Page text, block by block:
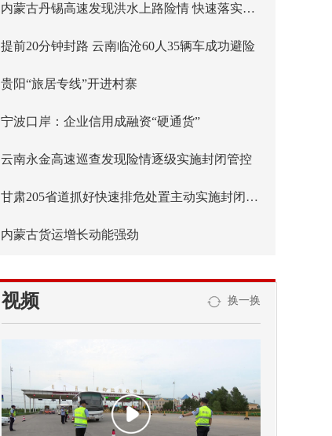
内蒙古丹锡高速发现洪水上路险情 快速落实主线封闭管控
提前20分钟封路 云南临沧60人35辆车成功避险
贵阳“旅居专线”开进村寨
宁波口岸：企业信用成融资“硬通货”
云南永金高速巡查发现险情逐级实施封闭管控
甘肃205省道抓好快速排危处置主动实施封闭管控
内蒙古货运增长动能强劲
视频 换一换